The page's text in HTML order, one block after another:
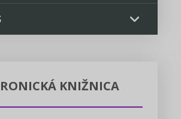
veterinárstvo
KNIŽNICA